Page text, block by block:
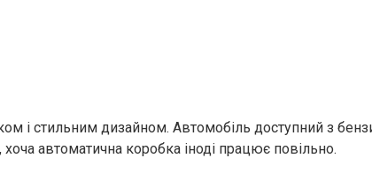
і стильним дизайном. Автомобіль доступний з
автоматична коробка іноді працює повільно.